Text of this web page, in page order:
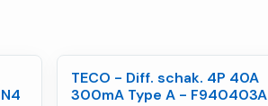
TECO - Diff. schak. 4P 40A
300mA Type A - F940403A